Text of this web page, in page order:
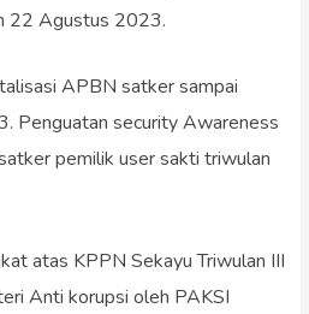
22 Agustus 2023.
APBN satker sampai
Penguatan security Awareness
pemilik user sakti triwulan
atas KPPN Sekayu Triwulan III
Anti korupsi oleh PAKSI